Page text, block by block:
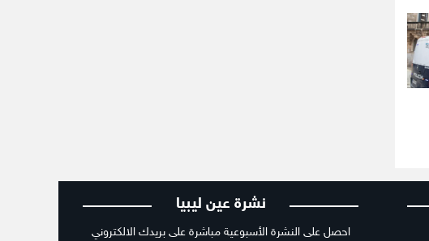
نشرة عين ليبيا
احصل على النشرة الأسبوعية مباشرة على بريدك الالكتروني